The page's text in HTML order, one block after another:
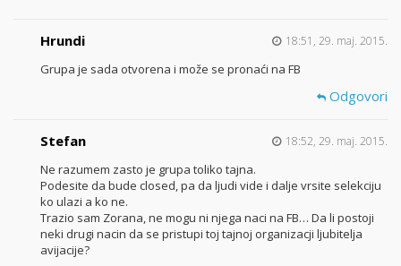
Hrundi 18:51, 29. maj. 2015.
Grupa je sada otvorena i može se pronaći na FB
Odgovori
Stefan 18:52, 29. maj. 2015.
Ne razumem zasto je grupa toliko tajna.
Podesite da bude closed, pa da ljudi vide i dalje vrsite selekciju
ko ulazi a ko ne.
Trazio sam Zorana, ne mogu ni njega naci na FB… Da li postoji
neki drugi nacin da se pristupi toj tajnoj organizacji ljubitelja
avijacije?